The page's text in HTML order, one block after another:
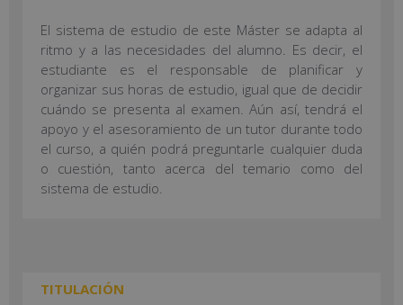
El sistema de estudio de este Máster se adapta al
ritmo y a las necesidades del alumno. Es decir, el
estudiante es el responsable de planificar y
organizar sus horas de estudio, igual que de decidir
cuándo se presenta al examen. Aún así, tendrá el
apoyo y el asesoramiento de un tutor durante todo
el curso, a quién podrá preguntarle cualquier duda
o cuestión, tanto acerca del temario como del
sistema de estudio.
TITULACIÓN